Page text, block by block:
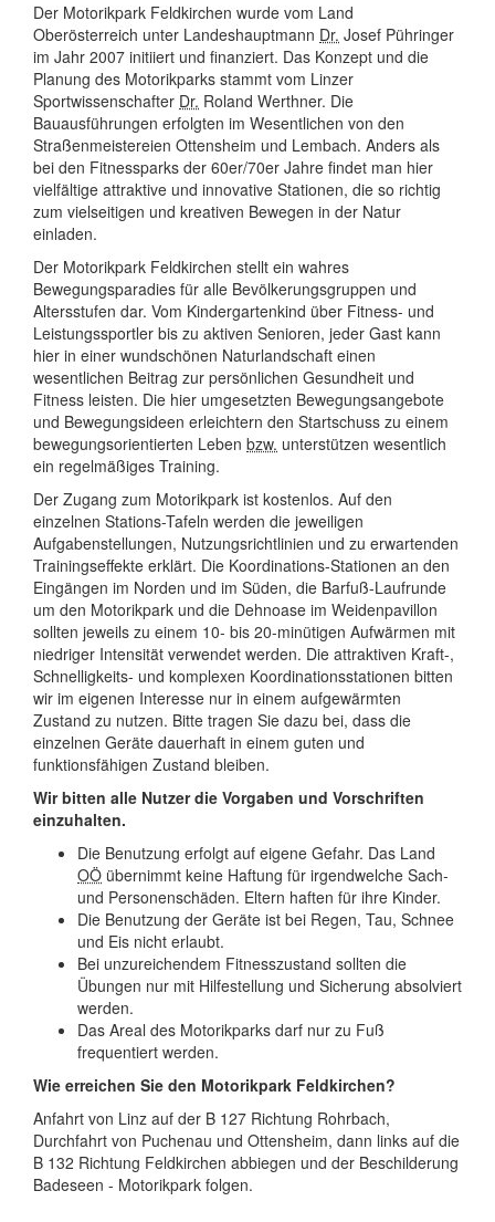
Der Motorikpark Feldkirchen wurde vom Land
Oberösterreich unter Landeshauptmann Dr. Josef Pühringer
im Jahr 2007 initiiert und finanziert. Das Konzept und die
Planung des Motorikparks stammt vom Linzer
Sportwissenschafter Dr. Roland Werthner. Die
Bauausführungen erfolgten im Wesentlichen von den
Straßenmeistereien Ottensheim und Lembach. Anders als
bei den Fitnessparks der 60er/70er Jahre findet man hier
vielfältige attraktive und innovative Stationen, die so richtig
zum vielseitigen und kreativen Bewegen in der Natur
einladen.
Der Motorikpark Feldkirchen stellt ein wahres
Bewegungsparadies für alle Bevölkerungsgruppen und
Altersstufen dar. Vom Kindergartenkind über Fitness- und
Leistungssportler bis zu aktiven Senioren, jeder Gast kann
hier in einer wundschönen Naturlandschaft einen
wesentlichen Beitrag zur persönlichen Gesundheit und
Fitness leisten. Die hier umgesetzten Bewegungsangebote
und Bewegungsideen erleichtern den Startschuss zu einem
bewegungsorientierten Leben bzw. unterstützen wesentlich
ein regelmäßiges Training.
Der Zugang zum Motorikpark ist kostenlos. Auf den
einzelnen Stations-Tafeln werden die jeweiligen
Aufgabenstellungen, Nutzungsrichtlinien und zu erwartenden
Trainingseffekte erklärt. Die Koordinations-Stationen an den
Eingängen im Norden und im Süden, die Barfuß-Laufrunde
um den Motorikpark und die Dehnoase im Weidenpavillon
sollten jeweils zu einem 10- bis 20-minütigen Aufwärmen mit
niedriger Intensität verwendet werden. Die attraktiven Kraft-,
Schnelligkeits- und komplexen Koordinationsstationen bitten
wir im eigenen Interesse nur in einem aufgewärmten
Zustand zu nutzen. Bitte tragen Sie dazu bei, dass die
einzelnen Geräte dauerhaft in einem guten und
funktionsfähigen Zustand bleiben.
Wir bitten alle Nutzer die Vorgaben und Vorschriften
einzuhalten.
Die Benutzung erfolgt auf eigene Gefahr. Das Land
OÖ übernimmt keine Haftung für irgendwelche Sach-
und Personenschäden. Eltern haften für ihre Kinder.
Die Benutzung der Geräte ist bei Regen, Tau, Schnee
und Eis nicht erlaubt.
Bei unzureichendem Fitnesszustand sollten die
Übungen nur mit Hilfestellung und Sicherung absolviert
werden.
Das Areal des Motorikparks darf nur zu Fuß
frequentiert werden.
Wie erreichen Sie den Motorikpark Feldkirchen?
Anfahrt von Linz auf der B 127 Richtung Rohrbach,
Durchfahrt von Puchenau und Ottensheim, dann links auf die
B 132 Richtung Feldkirchen abbiegen und der Beschilderung
Badeseen - Motorikpark folgen.